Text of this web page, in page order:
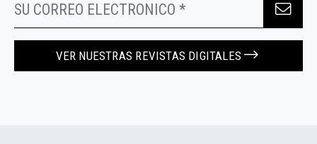
VER NUESTRAS REVISTAS DIGITALES